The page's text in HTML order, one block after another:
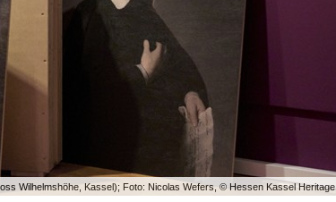
Wilhelmshöhe, Kassel); Foto: Nicolas Wefers, © Hessen Kassel Heritage